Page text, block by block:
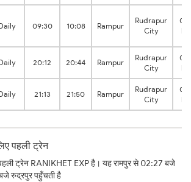
09:30 10:08 Rampur
Rudrapur
City
20:12 20:44 Rampur
Rudrapur
City
21:13 21:50 Rampur
Rudrapur
City
पहली ट्रेन
ट्रेन RANIKHET EXP है। यह रामपुर से 02:27 बजे
रुद्रपुर पहुँचती है